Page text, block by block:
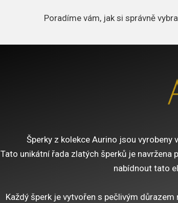
Poradíme vám, jak si správně
Šperky z kolekce Aurino jsou vyrobeny
Tato unikátní řada zlatých šperků je
nabídnout tato
Každý šperk je vytvořen s pečlivým